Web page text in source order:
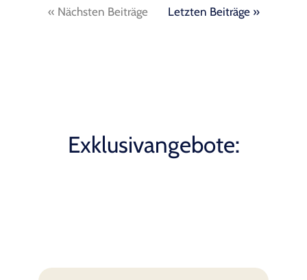
« Nächsten Beiträge Letzten Beiträge »
Exklusivangebote: